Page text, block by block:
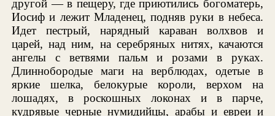
другой — в пещеру, где приютились богоматерь,
Иосиф и лежит Младенец, подняв руки в небеса.
Идет пестрый, нарядный караван волхвов и
царей, над ним, на серебряных нитях, качаются
ангелы с ветвями пальм и розами в руках.
Длиннобородые маги на верблюдах, одетые в
яркие шелка, белокурые короли, верхом на
лошадях, в роскошных локонах и в парче,
кудрявые черные нумидийцы, арабы и евреи и